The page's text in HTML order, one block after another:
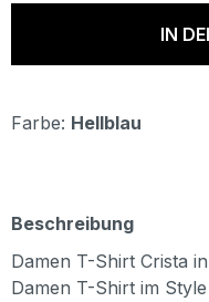
IN
Farbe: Hellblau
Beschreibung
Damen T-Shirt Crista
Damen T-Shirt im